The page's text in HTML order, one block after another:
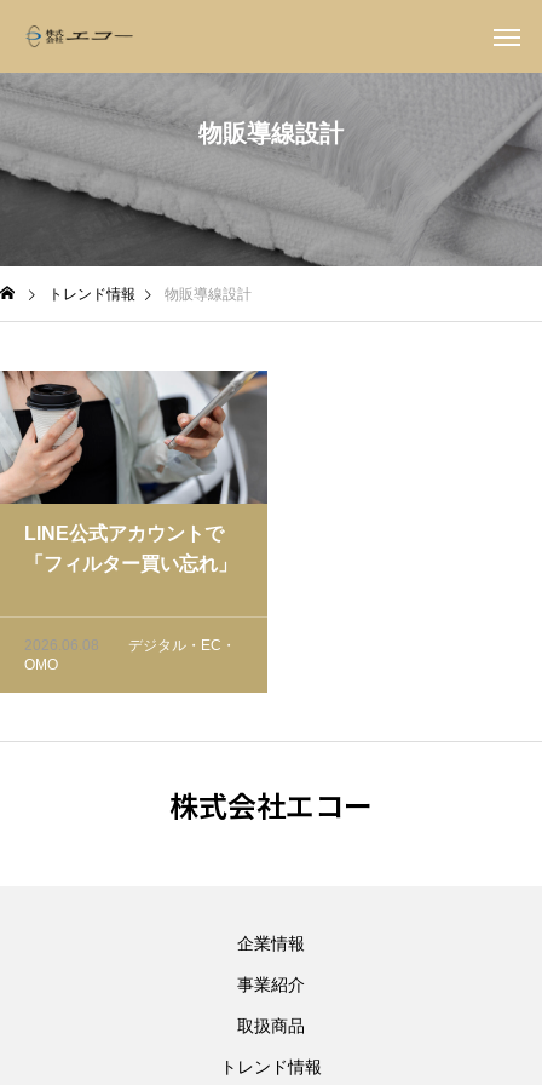
物販導線設計
トレンド情報 物販導線設計
LINE公式アカウントで
「フィルター買い忘れ」
ショップの消耗品売上を
仕組み化する
2026.06.08
デジタル・EC・
OMO
株式会社エコー
企業情報
事業紹介
取扱商品
トレンド情報